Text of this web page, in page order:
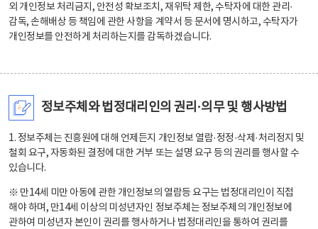
외 개인정보 처리금지, 안전성 확보조치, 재위탁 제한, 수탁자에 대한 관리·
감독, 손해배상 등 책임에 관한 사항을 계약서 등 문서에 명시하고, 수탁자가
개인정보를 안전하게 처리하는지를 감독하겠습니다.
정보주체와 법정대리인의 권리·의무 및 행사방법
1. 정보주체는 진흥원에 대해 언제든지 개인정보 열람·정정·삭제·처리정지 및
철회 요구, 자동화된 결정에 대한 거부 또는 설명 요구 등의 권리를 행사할 수
있습니다.
※ 만14세 미만 아동에 관한 개인정보의 열람등 요구는 법정대리인이 직접
해야 하며, 만14세 이상의 미성년자인 정보주체는 정보주체의 개인정보에
관하여 미성년자 본인이 권리를 행사하거나 법정대리인을 통하여 권리를